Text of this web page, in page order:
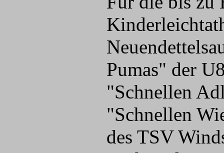
Pumas" der
"Schnellen
"Schnellen
des TSV